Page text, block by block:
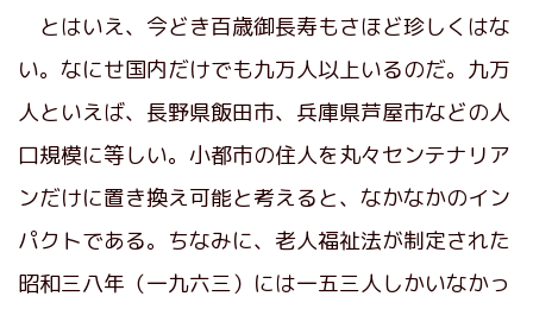
とはいえ、今どき百歳御長寿もさほど珍しくはな
い。なにせ国内だけでも九万人以上いるのだ。九万
人といえば、長野県飯田市、兵庫県芦屋市などの人
口規模に等しい。小都市の住人を丸々センテナリア
ンだけに置き換え可能と考えると、なかなかのイン
パクトである。ちなみに、老人福祉法が制定された
昭和三八年（一九六三）には一五三人しかいなかっ